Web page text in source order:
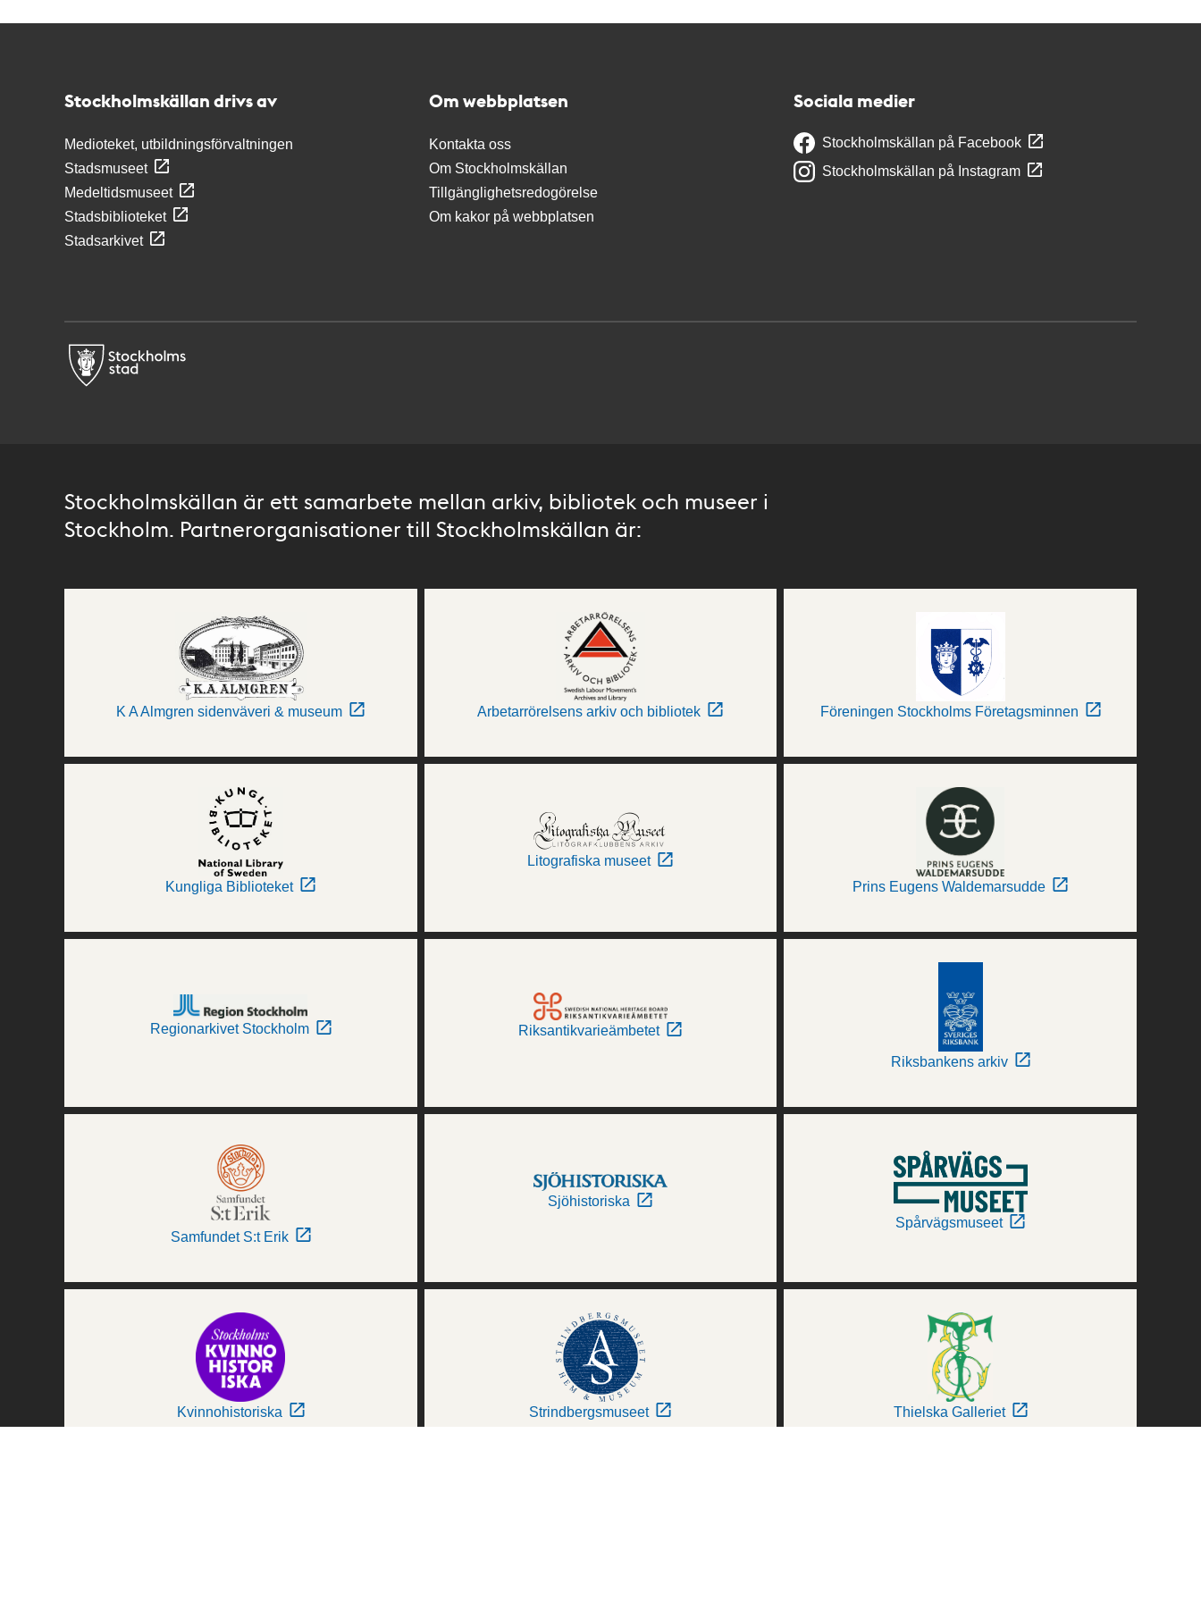
Stockholmskällan drivs av
Medioteket, utbildningsförvaltningen
Stadsmuseet
Medeltidsmuseet
Stadsbiblioteket
Stadsarkivet
Om webbplatsen
Kontakta oss
Om Stockholmskällan
Tillgänglighetsredogörelse
Om kakor på webbplatsen
Sociala medier
Stockholmskällan på Facebook
Stockholmskällan på Instagram
Stockholmskällan är ett samarbete mellan arkiv, bibliotek och museer i
Stockholm. Partnerorganisationer till Stockholmskällan är:
K A Almgren sidenväveri & museum Arbetarrörelsens arkiv och bibliotek Föreningen Stockholms Företagsminnen
Kungliga Biblioteket
Litografiska museet
Prins Eugens Waldemarsudde
Regionarkivet Stockholm Riksantikvarieämbetet
Riksbankens arkiv
Samfundet S:t Erik
Sjöhistoriska
Spårvägsmuseet
Kvinnohistoriska Strindbergsmuseet Thielska Galleriet